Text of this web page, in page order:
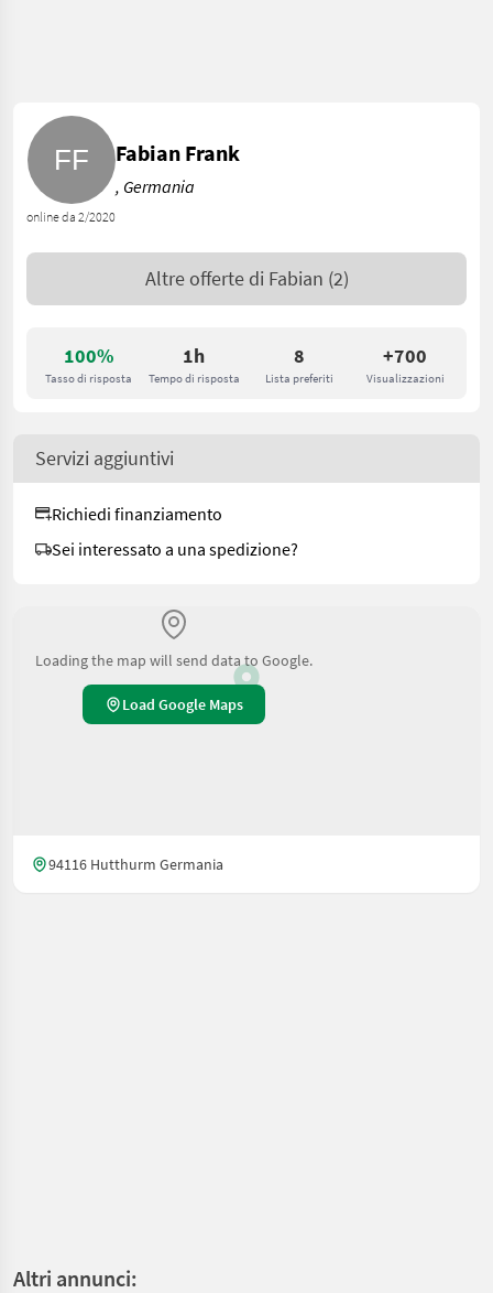
100%
Tasso di risposta
1h
Tempo di risposta
8
Lista preferiti
+700
Visualizzazioni
online da 2/2020
Fabian Frank
, Germania
Altre offerte di Fabian (2)
Servizi aggiuntivi
Richiedi finanziamento
Sei interessato a una spedizione?
Loading the map will send data to Google.
Load Google Maps
94116 Hutthurm Germania
Altri annunci: